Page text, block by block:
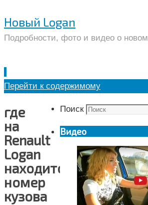
Новый Logan
Подробности, фото и видео о
Перейти к содержимому
где
на
Renault
Logan
находится
номер
кузова
Поиск
Видео